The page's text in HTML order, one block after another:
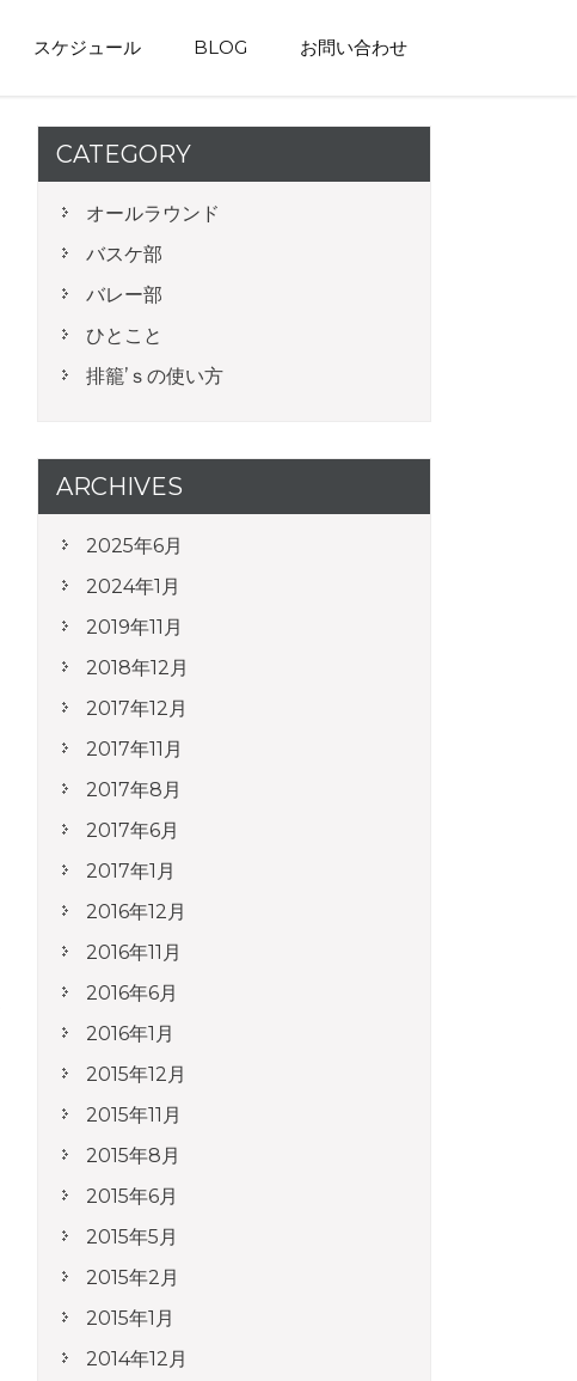
スケジュール BLOG お問い合わせ
CATEGORY
オールラウンド
バスケ部
バレー部
ひとこと
排籠’ｓの使い方
ARCHIVES
2025年6月
2024年1月
2019年11月
2018年12月
2017年12月
2017年11月
2017年8月
2017年6月
2017年1月
2016年12月
2016年11月
2016年6月
2016年1月
2015年12月
2015年11月
2015年8月
2015年6月
2015年5月
2015年2月
2015年1月
2014年12月